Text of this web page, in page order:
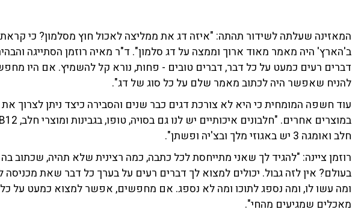
המאזינה שעלתה לשידור תהתה: "איזה דג את ממליצה לאכול חוץ מסלמון? כי
ב'הארץ' היה מאמר מאוד ארוך וממצה על דג סלמון". ד"ר מאיה רוזמן הסתייגה
דברים רעים כמעט על כל דבר, דברים טובים - פחות, נורא קל להשמיץ. אם היו
להניח שאפשר היה לכתוב מאמר שלם על כל סוג של דג".
עוד חשפה המומחית כי היא לא צורכת דגים כבר שנים והסבירה כיצד ניתן לצרוך את
חלב ואומגה 3 יש באגוזי מלך ובצ'יה ופשתן".
רוזמן ציינה: "להגיד לך שאני מתייחסת לכל כתבה, כמה רצינית שלא תהיה, שכתוב
בעולם? אין לזה גבול. יכולים למצוא לך דברים רעים על בערך כל דבר שאת מכניסה
ומה עשו לו, ומה נספג לתוכו ומה לא נספג. אם מחפשים, אפשר למצוא כמעט על
מאכלים שמגיעים מהחי".